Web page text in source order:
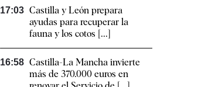
17:03 Castilla y León prepara
ayudas para recuperar la
fauna y los cotos [...]
16:58 Castilla-La Mancha invierte
más de 370.000 euros en